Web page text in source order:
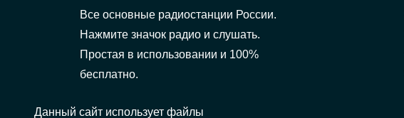
Все основные радиостанции России.
Нажмите значок радио и слушать.
Простая в использовании и 100%
бесплатно.
Данный сайт использует файлы